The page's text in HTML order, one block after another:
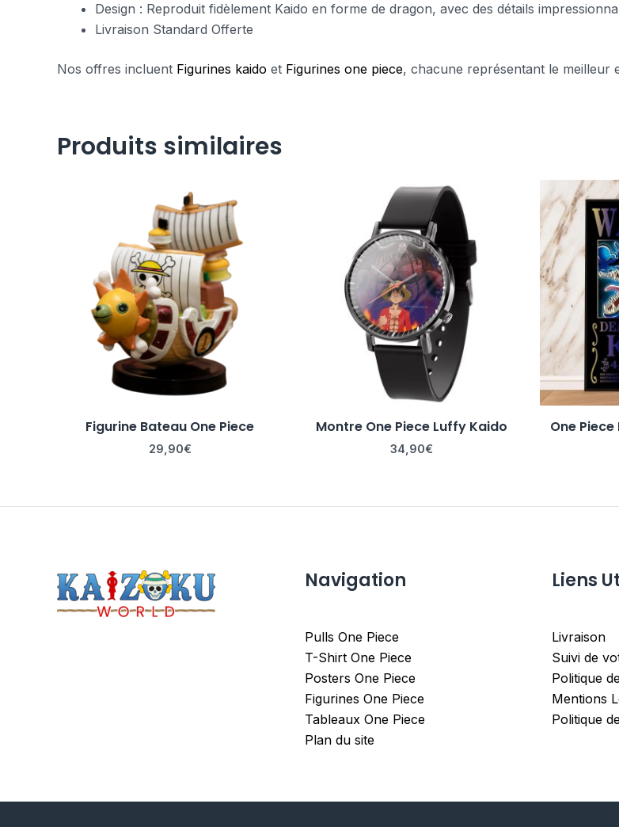
Design : Reproduit fidèlement Kaido en forme de dragon, avec des détails
Livraison Standard Offerte
Nos offres incluent Figurines kaido et Figurines one piece, chacune représentant le meilleur
Produits similaires
Figurine Bateau One Piece
29,90€
Montre One Piece Luffy Kaido
34,90€
One
Navigation
Pulls One Piece
T-Shirt One Piece
Posters One Piece
Figurines One Piece
Tableaux One Piece
Plan du site
Liens
Livraison
Suivi de
Politique
Mentions
Politique